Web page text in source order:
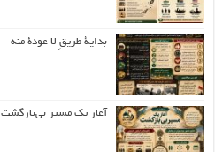
بداية طريقٍ لا عودة منه
آغاز یک مسیر بی‌بازگشت